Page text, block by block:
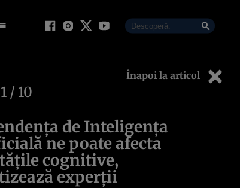
Înapoi la articol
1 / 10
de Inteligența
ne poate afecta
cognitive,
experții